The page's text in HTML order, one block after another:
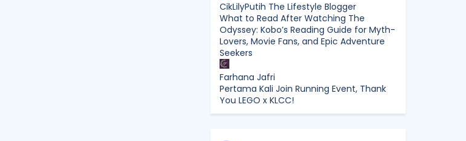
CikLilyPutih The Lifestyle Blogger
What to Read After Watching The
Odyssey: Kobo’s Reading Guide for Myth-
Lovers, Movie Fans, and Epic Adventure
Seekers
Farhana Jafri
Pertama Kali Join Running Event, Thank
You LEGO x KLCC!